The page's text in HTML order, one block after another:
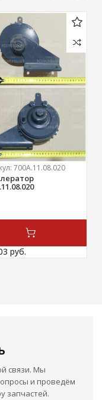
700А.11.08.020
руб.
связи. Мы
и проведём
запчастей.